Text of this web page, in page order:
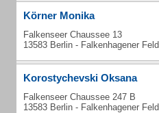
Körner Monika
Falkenseer Chaussee 13
13583 Berlin - Falkenhagener Feld
Korostychevski Oksana
Falkenseer Chaussee 247 B
13583 Berlin - Falkenhagener Feld